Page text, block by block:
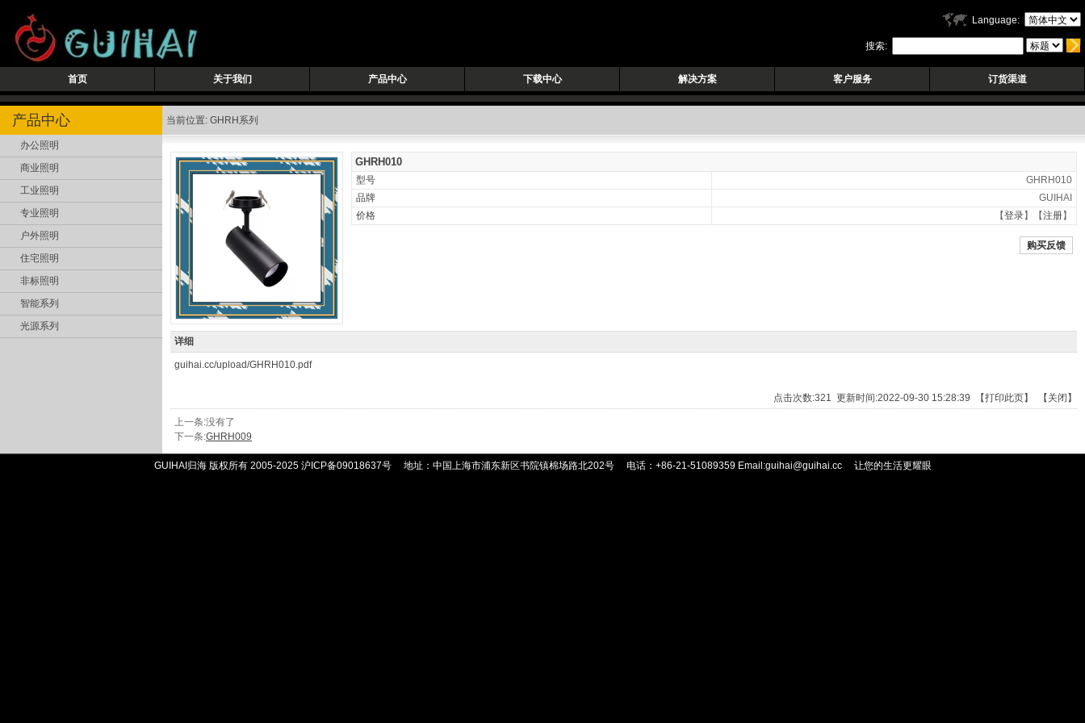
Language:
搜索:
首页 关于我们 产品中心 下载中心 解决方案 客户服务 订货渠道
当前位置: GHRH系列
GHRH010
GHRH010
型号
GUIHAI
品牌
【登录】【注册】
价格
购买反馈
详细
guihai.cc/upload/GHRH010.pdf
点击次数:321 更新时间:2022-09-30 15:28:39 【打印此页】 【 关闭 】
上一条:没有了
下一条:GHRH009
产品中心
办公照明
商业照明
工业照明
专业照明
户外照明
住宅照明
非标照明
智能系列
光源系列
GUIHAI归海 版权所有 2005-2025 沪ICP备09018637号 地址：中国上海市浦东新区书院镇棉场路北202号 电话：+86-21-51089359 Email:guihai@guihai.cc 让您的生活更耀眼